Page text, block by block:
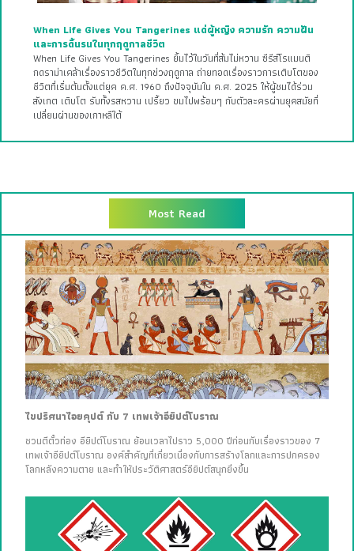
When Life Gives You Tangerines แด่ผู้หญิง ความรัก ความฝัน
และการดิ้นรนในทุกฤดูกาลชีวิต
When Life Gives You Tangerines ยิ้มไว้ในวันที่ส้มไม่หวาน ซีรีส์โรแมนติ
กดราม่าเคล้าเรื่องราวชีวิตในทุกช่วงฤดูกาล ถ่ายทอดเรื่องราวการเติบโตของ
ชีวิตที่เริ่มต้นตั้งแต่ยุค ค.ศ. 1960 ถึงปัจจุบันใน ค.ศ. 2025 ให้ผู้ชมได้ร่วม
สังเกต เติบโต รับทั้งรสหวาน เปรี้ยว ขมไปพร้อมๆ กับตัวละครผ่านยุคสมัยที่
เปลี่ยนผ่านของเกาหลีใต้
Most Read
ไขปริศนาไอยคุปต์ กับ 7 เทพเจ้าอียิปต์โบราณ
ชวนตีตั๋วท่อง อียิปต์โบราณ ย้อนเวลาไปราว 5,000 ปีก่อนกับเรื่องราวของ 7
เทพเจ้าอียิปต์โบราณ องค์สำคัญที่เกี่ยวเนื่องกับการสร้างโลกและการปกครอง
โลกหลังความตาย และทำให้ประวัติศาสตร์อียิปต์สนุกยิ่งขึ้น